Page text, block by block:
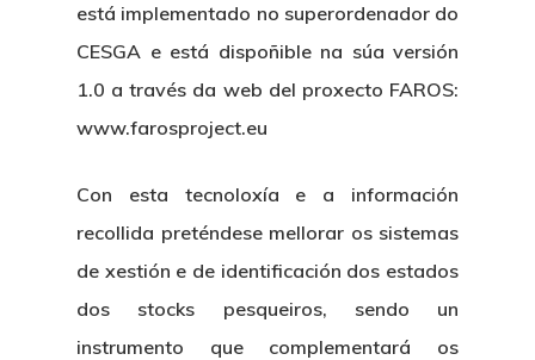
está implementado no superordenador do
CESGA e está dispoñible na súa versión
1.0 a través da web del proxecto FAROS:
www.farosproject.eu
Con esta tecnoloxía e a información
recollida preténdese mellorar os sistemas
de xestión e de identificación dos estados
dos stocks pesqueiros, sendo un
instrumento que complementará os